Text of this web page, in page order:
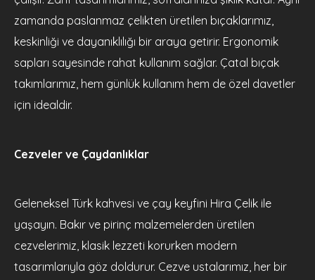
zamanda paslanmaz çelikten üretilen bıçaklarımız,
keskinliği ve dayanıklılığı bir araya getirir. Ergonomik
sapları sayesinde rahat kullanım sağlar. Çatal bıçak
takımlarımız, hem günlük kullanım hem de özel davetler
için idealdir.
Cezveler ve Çaydanlıklar
Geleneksel Türk kahvesi ve çay keyfini Hira Çelik ile
yaşayın. Bakır ve pirinç malzemelerden üretilen
cezvelerimiz, klasik lezzeti korurken modern
tasarımlarıyla göz doldurur. Cezve ustalarımız, her bir